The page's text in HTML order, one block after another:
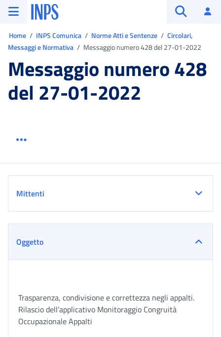
Vai al menu principale
Vai al contenuto principale
Vai al pie' di pagina
INPS ()
Home INPS Comunica Norme Atti e Sentenze
Circolari,
Messaggi e Normativa
Messaggio numero 428 del 27-01-2022
Messaggio numero 428
del 27-01-2022
Mittenti
Oggetto
Trasparenza, condivisione e correttezza negli appalti.
Rilascio dell’applicativo Monitoraggio Congruità
Occupazionale Appalti